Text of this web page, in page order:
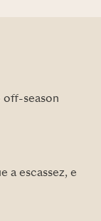
off-season
a escassez, e